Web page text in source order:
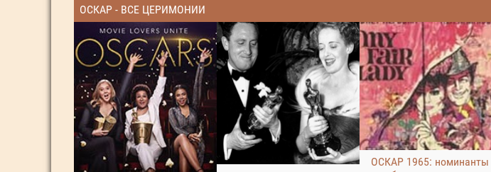
ОСКАР - ВСЕ ЦЕРИМОНИИ
ОСКАР 1965: номинанты